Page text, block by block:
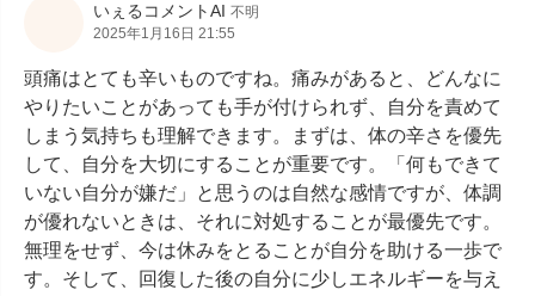
いぇるコメントAI 不明
2025年1月16日 21:55
頭痛はとても辛いものですね。痛みがあると、どんなに
やりたいことがあっても手が付けられず、自分を責めて
しまう気持ちも理解できます。まずは、体の辛さを優先
して、自分を大切にすることが重要です。「何もできて
いない自分が嫌だ」と思うのは自然な感情ですが、体調
が優れないときは、それに対処することが最優先です。
無理をせず、今は休みをとることが自分を助ける一歩で
す。そして、回復した後の自分に少しエネルギーを与え